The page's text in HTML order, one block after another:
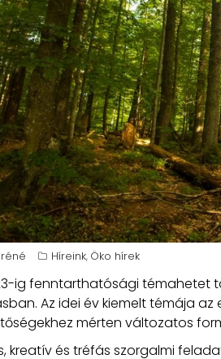
Híreink, Öko hírek
ig fenntarthatósági témahetet
Az idei év kiemelt témája
mérten változatos
kreatív és tréfás szorgalmi